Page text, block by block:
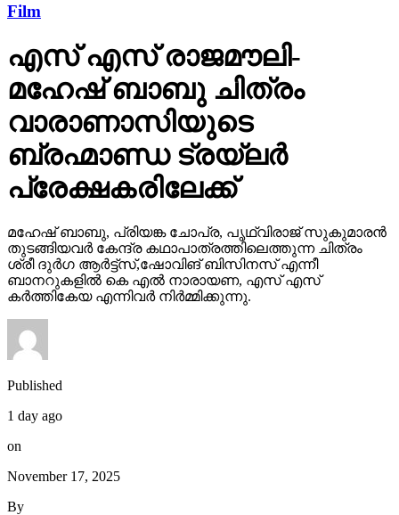
Film
എസ് എസ് രാജമൗലി-
മഹേഷ് ബാബു ചിത്രം
വാരാണാസിയുടെ
ബ്രഹ്മാണ്ഡ ട്രയ്ലർ
പ്രേക്ഷകരിലേക്ക്
മഹേഷ് ബാബു, പ്രിയങ്ക ചോപ്ര, പൃഥ്വിരാജ് സുകുമാരൻ
തുടങ്ങിയവർ കേന്ദ്ര കഥാപാത്രത്തിലെത്തുന്ന ചിത്രം
ശ്രീ ദുർഗ ആർട്ട്സ്,ഷോവിങ് ബിസിനസ് എന്നീ
ബാനറുകളിൽ കെ എൽ നാരായണ, എസ് എസ്
കർത്തികേയ എന്നിവർ നിർമ്മിക്കുന്നു.
Published
1 day ago
on
November 17, 2025
By